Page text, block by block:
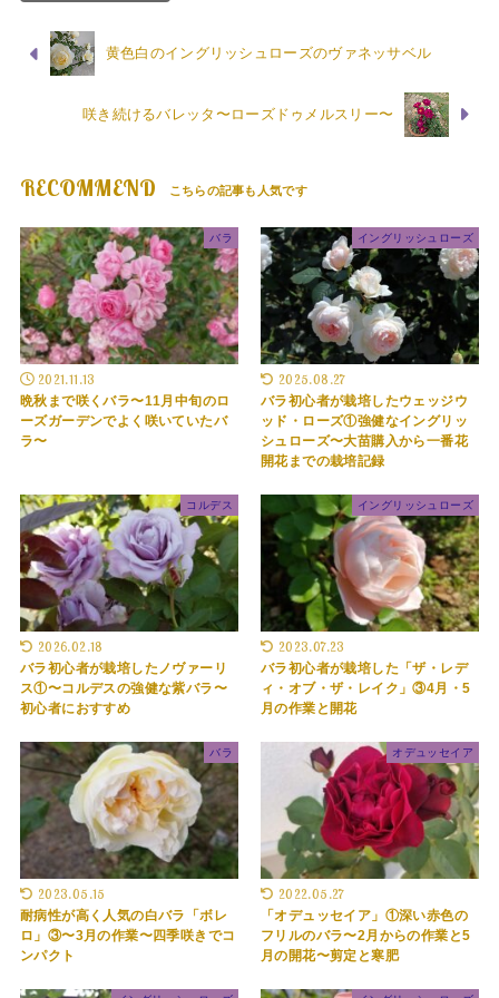
黄色白のイングリッシュローズのヴァネッサベル
咲き続けるバレッタ〜ローズドゥメルスリー〜
RECOMMEND
バラ
2021.11.13
晩秋まで咲くバラ〜11月中旬のロ
ーズガーデンでよく咲いていたバ
ラ〜
イングリッシュローズ
2025.08.27
バラ初心者が栽培したウェッジウ
ッド・ローズ①強健なイングリッ
シュローズ〜大苗購入から一番花
開花までの栽培記録
コルデス
2026.02.18
バラ初心者が栽培したノヴァーリ
ス①〜コルデスの強健な紫バラ〜
初心者におすすめ
イングリッシュローズ
2023.07.23
バラ初心者が栽培した「ザ・レデ
ィ・オブ・ザ・レイク」③4月・5
月の作業と開花
バラ
2023.05.15
耐病性が高く人気の白バラ「ボレ
ロ」③〜3月の作業〜四季咲きでコ
ンパクト
オデュッセイア
2022.05.27
「オデュッセイア」①深い赤色の
フリルのバラ〜2月からの作業と5
月の開花〜剪定と寒肥